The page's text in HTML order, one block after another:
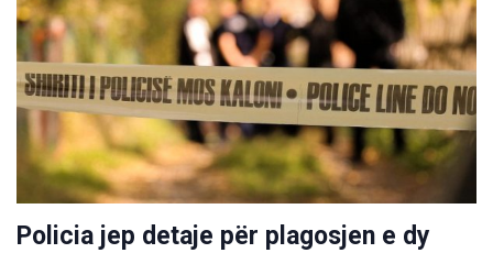
Policia jep detaje për plagosjen e dy